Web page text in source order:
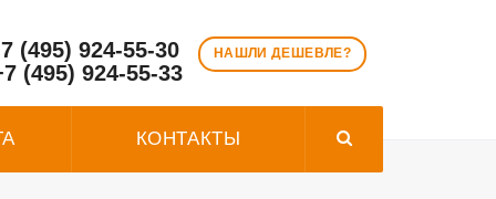
НАШЛИ ДЕШЕВЛЕ?
(495) 924-55-30
(495) 924-55-33
КОНТАКТЫ